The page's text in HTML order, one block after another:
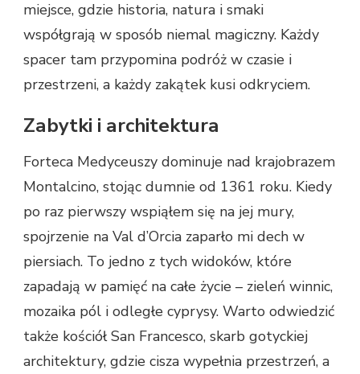
miejsce, gdzie historia, natura i smaki
współgrają w sposób niemal magiczny. Każdy
spacer tam przypomina podróż w czasie i
przestrzeni, a każdy zakątek kusi odkryciem.
Zabytki i architektura
Forteca Medyceuszy dominuje nad krajobrazem
Montalcino, stojąc dumnie od 1361 roku. Kiedy
po raz pierwszy wspiąłem się na jej mury,
spojrzenie na Val d’Orcia zaparło mi dech w
piersiach. To jedno z tych widoków, które
zapadają w pamięć na całe życie – zieleń winnic,
mozaika pól i odległe cyprysy. Warto odwiedzić
także kościół San Francesco, skarb gotyckiej
architektury, gdzie cisza wypełnia przestrzeń, a